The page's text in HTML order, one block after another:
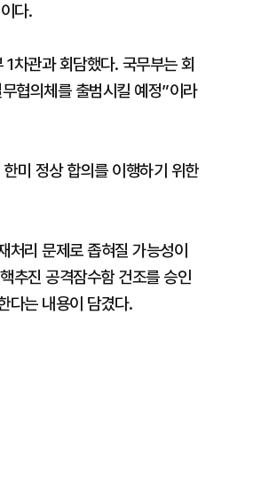
다.
차관과 회담했다. 국무부는 회
협의체를 출범시킬 예정”이라
미 정상 합의를 이행하기 위한
리 문제로 좁혀질 가능성이
추진 공격잠수함 건조를 승인
다는 내용이 담겼다.